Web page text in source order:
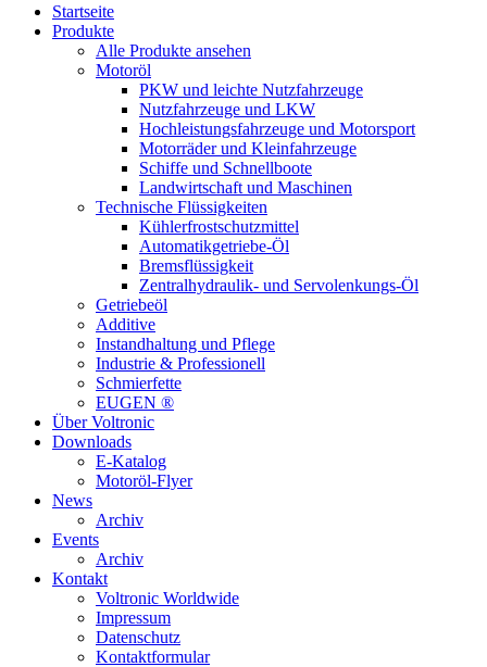
Startseite
Produkte
Alle Produkte ansehen
Motoröl
PKW und leichte Nutzfahrzeuge
Nutzfahrzeuge und LKW
Hochleistungsfahrzeuge und Motorsport
Motorräder und Kleinfahrzeuge
Schiffe und Schnellboote
Landwirtschaft und Maschinen
Technische Flüssigkeiten
Kühlerfrostschutzmittel
Automatikgetriebe-Öl
Bremsflüssigkeit
Zentralhydraulik- und Servolenkungs-Öl
Getriebeöl
Additive
Instandhaltung und Pflege
Industrie & Professionell
Schmierfette
EUGEN ®
Über Voltronic
Downloads
E-Katalog
Motoröl-Flyer
News
Archiv
Events
Archiv
Kontakt
Voltronic Worldwide
Impressum
Datenschutz
Kontaktformular